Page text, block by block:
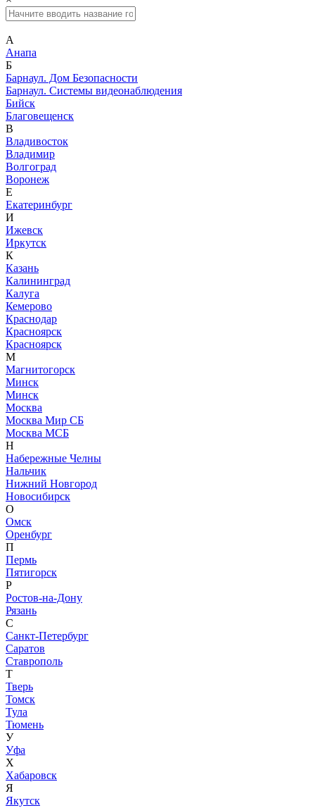
А
Анапа
Б
Барнаул. Дом Безопасности
Барнаул. Системы видеонаблюдения
Бийск
Благовещенск
В
Владивосток
Владимир
Волгоград
Воронеж
Е
Екатеринбург
И
Ижевск
Иркутск
К
Казань
Калининград
Калуга
Кемерово
Краснодар
Красноярск
Красноярск
М
Магнитогорск
Минск
Минск
Москва
Москва Мир СБ
Москва МСБ
Н
Набережные Челны
Нальчик
Нижний Новгород
Новосибирск
О
Омск
Оренбург
П
Пермь
Пятигорск
Р
Ростов-на-Дону
Рязань
С
Санкт-Петербург
Саратов
Ставрополь
Т
Тверь
Томск
Тула
Тюмень
У
Уфа
Х
Хабаровск
Я
Якутск